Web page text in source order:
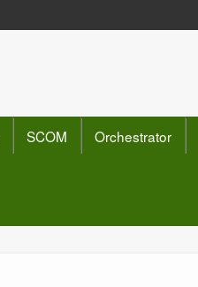
SCOM Orchestrator